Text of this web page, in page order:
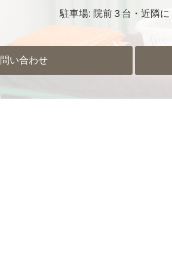
駐車場: 院前３台・近隣に
い合わせ